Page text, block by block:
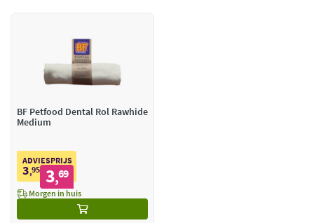
BF Petfood Dental Rol Rawhide
Medium
ADVIESPRIJS
3,95 3,69
Morgen in huis